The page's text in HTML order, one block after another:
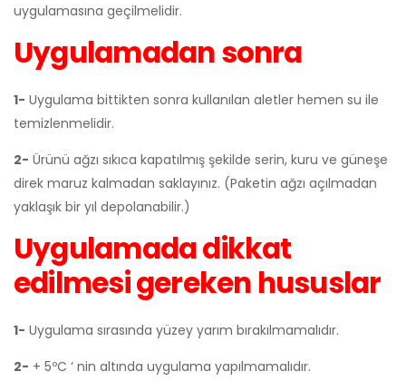
uygulamasına geçilmelidir.
Uygulamadan sonra
1- Uygulama bittikten sonra kullanılan aletler hemen su ile
temizlenmelidir.
2- Ürünü ağzı sıkıca kapatılmış şekilde serin, kuru ve güneşe
direk maruz kalmadan saklayınız. (Paketin ağzı açılmadan
yaklaşık bir yıl depolanabilir.)
Uygulamada dikkat
edilmesi gereken hususlar
1- Uygulama sırasında yüzey yarım bırakılmamalıdır.
2- + 5ºC ‘ nin altında uygulama yapılmamalıdır.